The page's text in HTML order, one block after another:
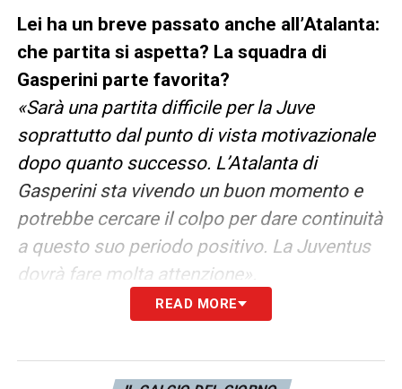
Lei ha un breve passato anche all’Atalanta:
che partita si aspetta? La squadra di
Gasperini parte favorita?
«Sarà una partita difficile per la Juve
soprattutto dal punto di vista motivazionale
dopo quanto successo. L’Atalanta di
Gasperini sta vivendo un buon momento e
potrebbe cercare il colpo per dare continuità
a questo suo periodo positivo. La Juventus
dovrà fare molta attenzione».
Possibili conseguenze anche sul mercato:
calibro di Vlahovic o Rabiot?
READ MORE